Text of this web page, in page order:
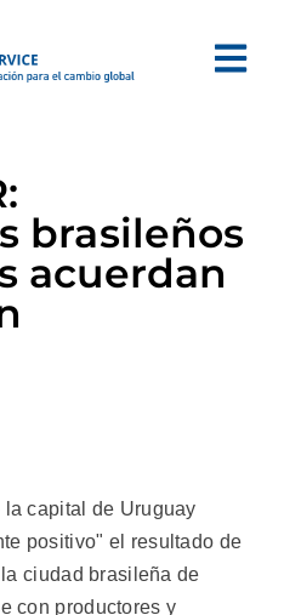
brasileños
acuerdan
capital de Uruguay
positivo" el resultado de
ciudad brasileña de
con productores y